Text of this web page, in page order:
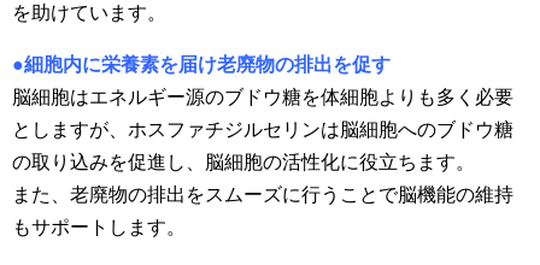
を助けています。
●細胞内に栄養素を届け老廃物の排出を促す
脳細胞はエネルギー源のブドウ糖を体細胞よりも多く必要
としますが、ホスファチジルセリンは脳細胞へのブドウ糖
の取り込みを促進し、脳細胞の活性化に役立ちます。
また、老廃物の排出をスムーズに行うことで脳機能の維持
もサポートします。